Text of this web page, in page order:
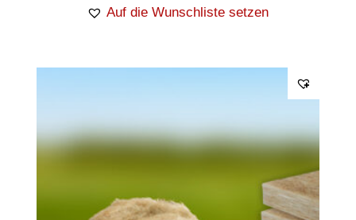
Auf die Wunschliste setzen